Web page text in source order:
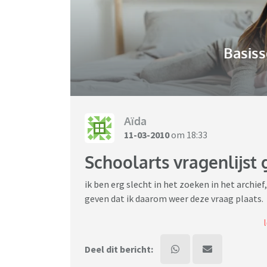
Aïda
11-03-2010om 18:33
Schoolarts vragenlijst
ik ben erg slecht in het zoeken in het
geven dat ik daarom weer deze vraag plaats.
Ik weet namelijk dat deze discusie al vaker is
Mijn oudste dochter "moet" volgende week
Deel dit bericht: